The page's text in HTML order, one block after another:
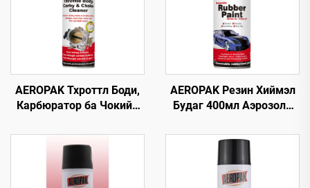
AEROPAK Тхроттл Боди,
Карбюратор ба Чокийн
Машины Карб Цэвэрлэгч
AEROPAK Резин Хиймэл
Будаг 400мл Аэрозоль
Будаг Дугуй дээр
Ашиглах Зориулалттай